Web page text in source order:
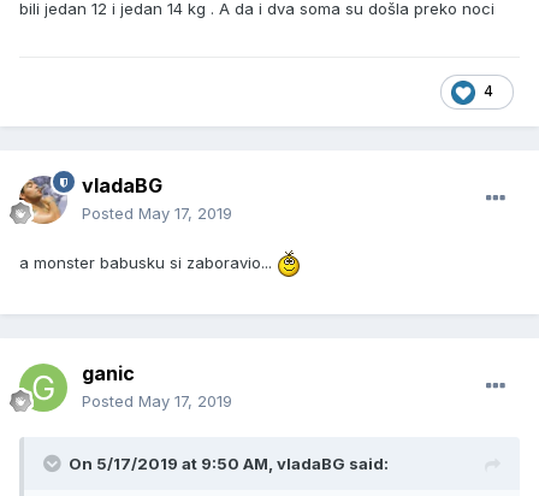
bili jedan 12 i jedan 14 kg . A da i dva soma su došla preko noci
4
vladaBG
Posted May 17, 2019
a monster babusku si zaboravio...
ganic
Posted May 17, 2019
On 5/17/2019 at 9:50 AM, vladaBG said: